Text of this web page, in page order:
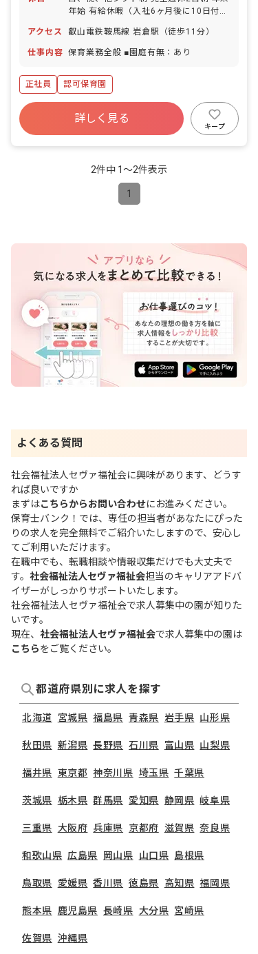
年始 有給休暇（入社6ヶ月後に10日付
アクセス
叡山電鉄鞍馬線 岩倉駅（徒歩11分）
仕事内容 保育業務全般 ■園庭有無：あり
正社員 認可保育園
詳しく見る
キープ
2件中 1〜2件表示
1
よくある質問
社会福祉法人セヴァ福祉会に興味があります、どうす
れば良いですか
まずはこちらからお問い合わせにお進みください。
保育士バンク！では、専任の担当者があなたにぴった
りの求人を完全無料でご紹介いたしますので、安心し
てご利用いただけます。
在職中でも、転職相談や情報収集だけでも大丈夫で
す。 社会福祉法人セヴァ福祉会担当のキャリアアドバ
イザーがしっかりサポートいたします。
社会福祉法人セヴァ福祉会で求人募集中の園が知りた
いです。
現在、 社会福祉法人セヴァ福祉会で求人募集中の園は
こちらをご覧ください。
都道府県別に求人を探す
北海道 宮城県 福島県 青森県 岩手県 山形県
秋田県 新潟県 長野県 石川県 富山県 山梨県
福井県 東京都 神奈川県 埼玉県 千葉県
茨城県 栃木県 群馬県 愛知県 静岡県 岐阜県
三重県 大阪府 兵庫県 京都府 滋賀県 奈良県
和歌山県 広島県 岡山県 山口県 島根県
鳥取県 愛媛県 香川県 徳島県 高知県 福岡県
熊本県 鹿児島県 長崎県 大分県 宮崎県
佐賀県 沖縄県